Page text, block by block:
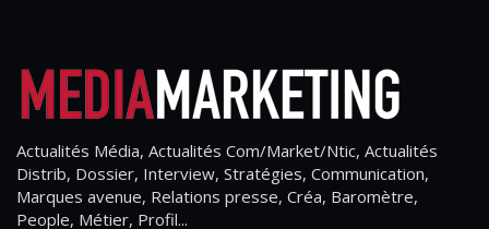
Actualités Média, Actualités Com/Market/Ntic, Actualités
Distrib, Dossier, Interview, Stratégies, Communication,
Marques avenue, Relations presse, Créa, Baromètre,
People, Métier, Profil...